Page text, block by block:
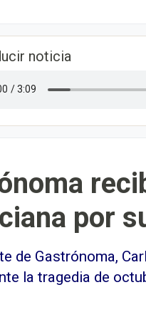
noticia
por
de Gastrónoma,
la tragedia de